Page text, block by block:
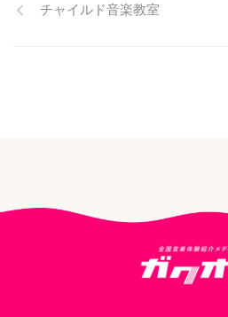
チャイルド音楽教室